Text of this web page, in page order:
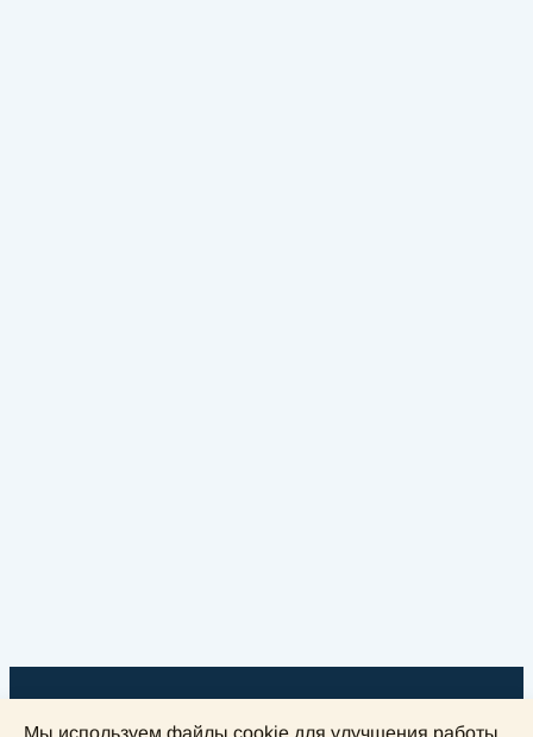
Мы используем файлы cookie для улучшения работы